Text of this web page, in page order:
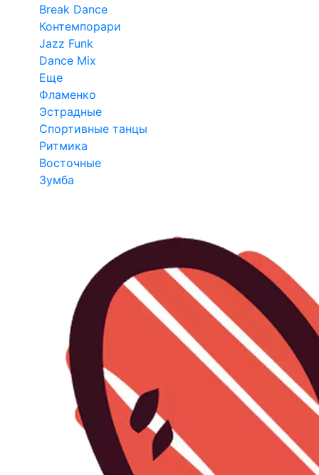
Break Dance
Контемпорари
Jazz Funk
Dance Mix
Еще
Фламенко
Эстрадные
Спортивные танцы
Ритмика
Восточные
Зумба